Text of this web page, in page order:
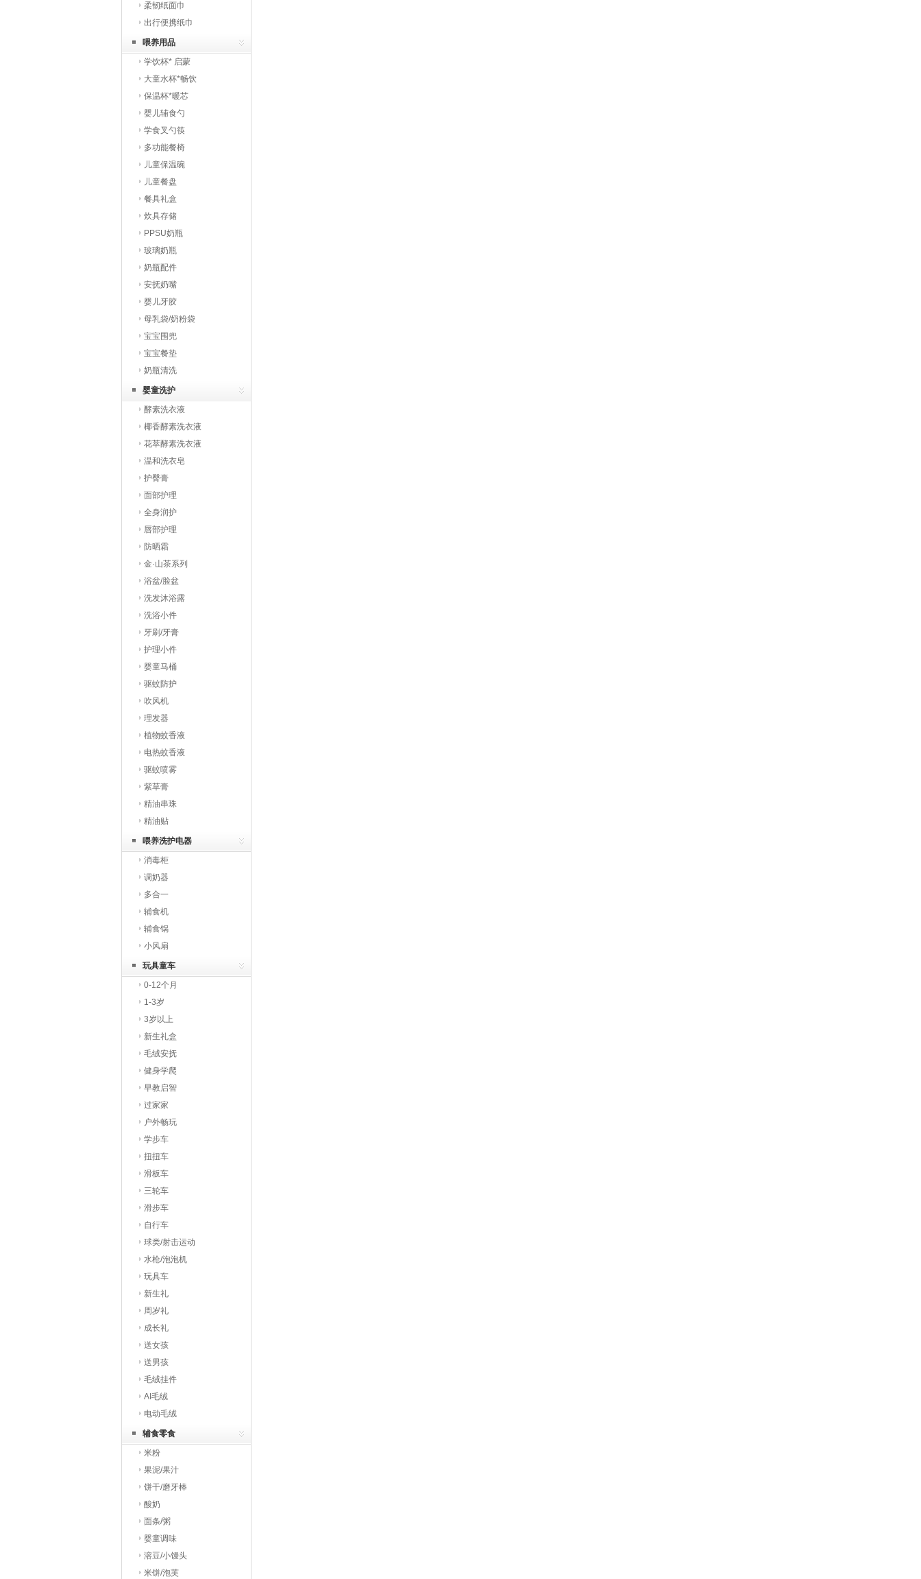
柔韧纸面巾
出行便携纸巾
喂养用品
学饮杯* 启蒙
大童水杯*畅饮
保温杯*暖芯
婴儿辅食勺
学食叉勺筷
多功能餐椅
儿童保温碗
儿童餐盘
餐具礼盒
炊具存储
PPSU奶瓶
玻璃奶瓶
奶瓶配件
安抚奶嘴
婴儿牙胶
母乳袋/奶粉袋
宝宝围兜
宝宝餐垫
奶瓶清洗
婴童洗护
酵素洗衣液
椰香酵素洗衣液
花萃酵素洗衣液
温和洗衣皂
护臀膏
面部护理
全身润护
唇部护理
防晒霜
金·山茶系列
浴盆/脸盆
洗发沐浴露
洗浴小件
牙刷/牙膏
护理小件
婴童马桶
驱蚊防护
吹风机
理发器
植物蚊香液
电热蚊香液
驱蚊喷雾
紫草膏
精油串珠
精油贴
喂养洗护电器
消毒柜
调奶器
多合一
辅食机
辅食锅
小风扇
玩具童车
0-12个月
1-3岁
3岁以上
新生礼盒
毛绒安抚
健身学爬
早教启智
过家家
户外畅玩
学步车
扭扭车
滑板车
三轮车
滑步车
自行车
球类/射击运动
水枪/泡泡机
玩具车
新生礼
周岁礼
成长礼
送女孩
送男孩
毛绒挂件
AI毛绒
电动毛绒
辅食零食
米粉
果泥/果汁
饼干/磨牙棒
酸奶
面条/粥
婴童调味
溶豆/小馒头
米饼/泡芙